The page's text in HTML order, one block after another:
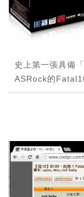
史上第一張具備
ASRock的